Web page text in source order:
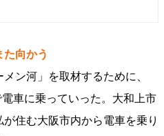
向かう
ン河」を取材するために、
車に乗っていった。大和上市
住む大阪市内から電車を乗り